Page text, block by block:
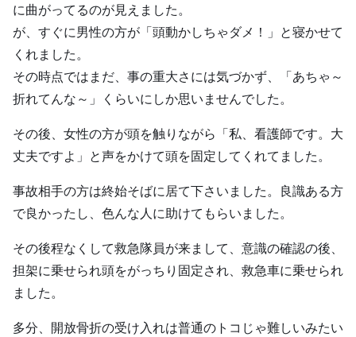
に曲がってるのが見えました。
が、すぐに男性の方が「頭動かしちゃダメ！」と寝かせて
くれました。
その時点ではまだ、事の重大さには気づかず、「あちゃ～
折れてんな～」くらいにしか思いませんでした。
その後、女性の方が頭を触りながら「私、看護師です。大
丈夫ですよ」と声をかけて頭を固定してくれてました。
事故相手の方は終始そばに居て下さいました。良識ある方
で良かったし、色んな人に助けてもらいました。
その後程なくして救急隊員が来まして、意識の確認の後、
担架に乗せられ頭をがっちり固定され、救急車に乗せられ
ました。
多分、開放骨折の受け入れは普通のトコじゃ難しいみたい